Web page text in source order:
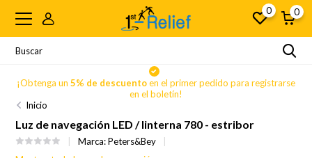
0 0
¡Obtenga un 5% de descuentoen el primer pedido para registrarse
en el boletín!
Inicio
Luz de navegación LED / linterna 780 - estribor
Marca:Peters&Bey